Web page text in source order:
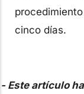
cinco días.
- Este artículo